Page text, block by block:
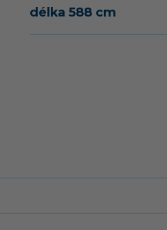
délka 588 cm